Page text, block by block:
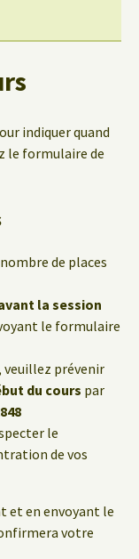
indiquer quand
le formulaire de
de places
la session
le formulaire
veuillez prévenir
du cours par
le
de vos
et en envoyant le
votre